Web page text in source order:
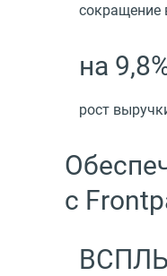
сокращение
на
рост
с